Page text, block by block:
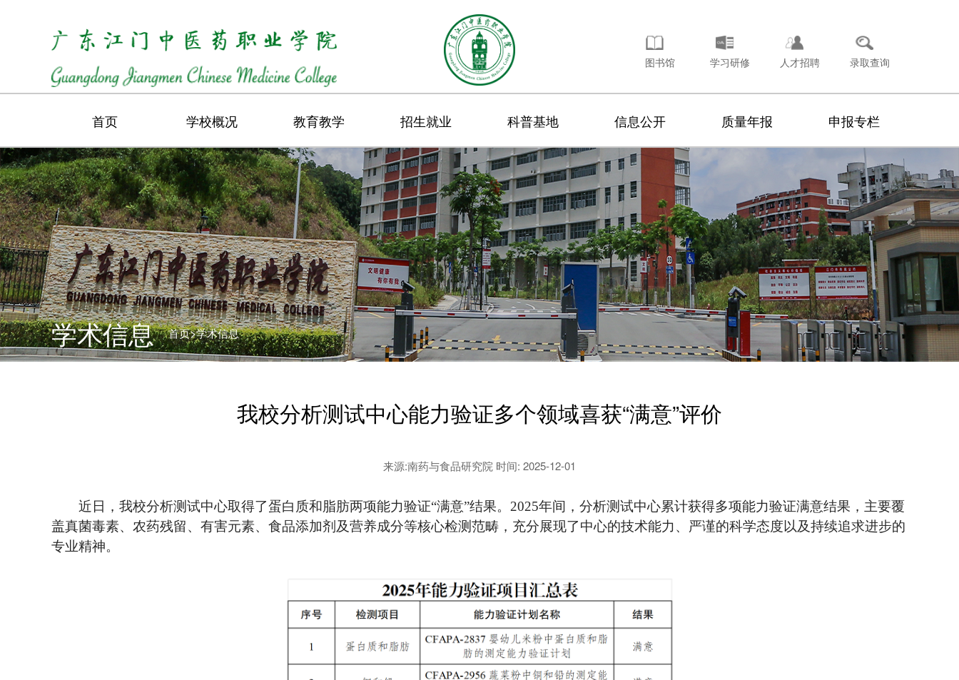
图书馆 学习研修 人才招聘 录取查询
首页 学校概况 教育教学 招生就业 科普基地 信息公开 质量年报 申报专栏
学术信息 首页>学术信息
我校分析测试中心能力验证多个领域喜获“满意”评价
来源:南药与食品研究院 时间: 2025-12-01
近日，我校分析测试中心取得了蛋白质和脂肪两项能力验证“满意”结果。2025年间，分析测试中心累计获得多项能力验证满意结果，主要覆
盖真菌毒素、农药残留、有害元素、食品添加剂及营养成分等核心检测范畴，充分展现了中心的技术能力、严谨的科学态度以及持续追求进步的
专业精神。